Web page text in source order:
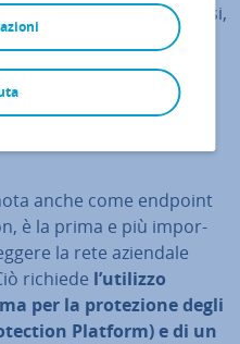
o il controllo degli accessi,
minacce in­for­ma­ti­che.
degli
anche come endpoint
è la prima e più im­por­
la rete aziendale
richiede l’utilizzo
per la pro­te­zio­ne degli
Platform) e di un